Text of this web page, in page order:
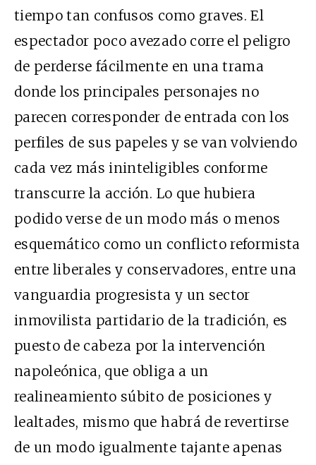
tiempo tan confusos como graves. El
espectador poco avezado corre el peligro
de perderse fácilmente en una trama
donde los principales personajes no
parecen corresponder de entrada con los
perfiles de sus papeles y se van volviendo
cada vez más ininteligibles conforme
transcurre la acción. Lo que hubiera
podido verse de un modo más o menos
esquemático como un conflicto reformista
entre liberales y conservadores, entre una
vanguardia progresista y un sector
inmovilista partidario de la tradición, es
puesto de cabeza por la intervención
napoleónica, que obliga a un
realineamiento súbito de posiciones y
lealtades, mismo que habrá de revertirse
de un modo igualmente tajante apenas